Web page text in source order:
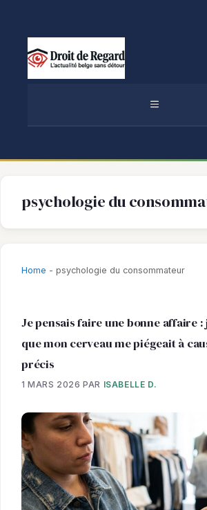
MENU
psychologie du
Home - psychologie du consommateur
Je pensais faire une bonne affaire :
que mon cerveau me piégeait à
précis
1 MARS 2026 PAR ISABELLE D.